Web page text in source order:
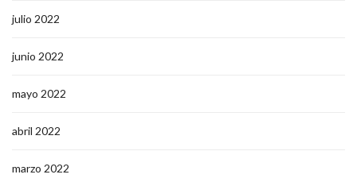
julio 2022
junio 2022
mayo 2022
abril 2022
marzo 2022